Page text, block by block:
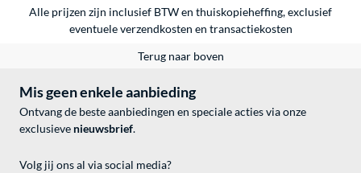
Alle prijzen zijn inclusief BTW en thuiskopieheffing, exclusief
eventueleverzendkosten en transactiekosten
Terug naar boven
Mis geen enkele aanbieding
Ontvang de beste aanbiedingen en speciale acties via onze
exclusieve nieuwsbrief.
Volg jij ons al via social media?